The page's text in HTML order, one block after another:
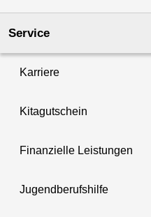
Service
Karriere
Kitagutschein
Finanzielle Leistungen
Jugendberufshilfe